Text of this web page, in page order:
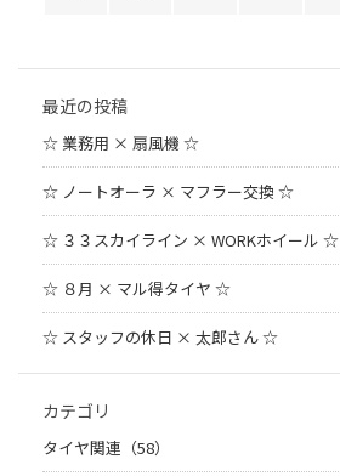
最近の投稿
☆ 業務用 × 扇風機 ☆
☆ ノートオーラ × マフラー交換 ☆
☆ ３３スカイライン × WORKホイール ☆
☆ ８月 × マル得タイヤ ☆
☆ スタッフの休日 × 太郎さん ☆
カテゴリ
タイヤ関連（58）